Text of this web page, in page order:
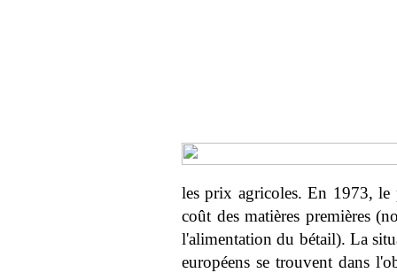
les prix agricoles. En 1973, le
coût des matières premières
l'alimentation du bétail). La
européens se trouvent dans